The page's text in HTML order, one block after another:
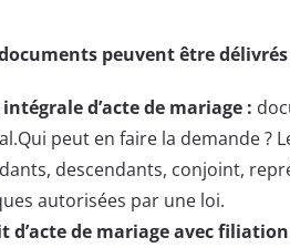
peuvent être
intégrale d’acte de mariage :
peut en faire la demande ?
descendants, conjoint,
autorisées par une loi.
d’acte de mariage avec